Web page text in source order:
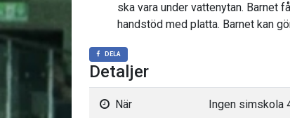
ska vara under vattenytan. Barnet
handstöd med platta. Barnet kan
DELA
Detaljer
När Ingen simskola